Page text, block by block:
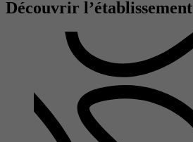
Découvrir l’établissement